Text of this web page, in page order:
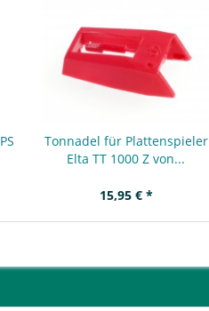
Tonnadel für Plattenspieler
Elta TT 1000 Z von...
15,95 € *